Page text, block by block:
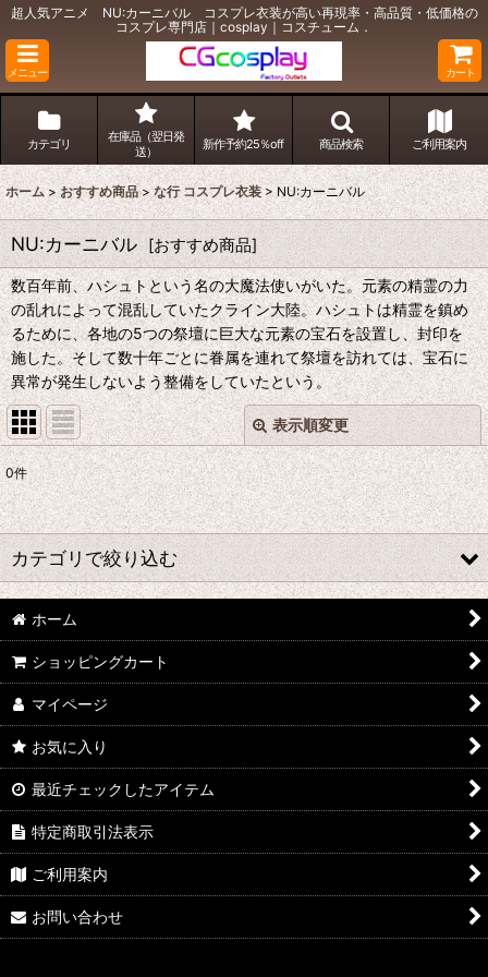
超人気アニメ NU:カーニバル コスプレ衣装が高い再現率・高品質・低価格の
コスプレ専門店｜cosplay｜コスチューム．
メニュー カート
カテゴリ
在庫品（翌日発
送）
新作予約25％off 商品検索 ご利用案内
ホーム > おすすめ商品 > な行 コスプレ衣装 > NU:カーニバル
NU:カーニバル [おすすめ商品]
数百年前、ハシュトという名の大魔法使いがいた。元素の精霊の力
の乱れによって混乱していたクライン大陸。ハシュトは精霊を鎮め
るために、各地の5つの祭壇に巨大な元素の宝石を設置し、封印を
施した。そして数十年ごとに眷属を連れて祭壇を訪れては、宝石に
異常が発生しないよう整備をしていたという。
表示順変更
表示数 :
並び順:
閉じる
0件
カテゴリで絞り込む
な行 コスプレ衣装 (全商品)
七つの大罪
ノーゲーム・ノーライフ
凪のあすから
ノラガミ
NORN9 ノルン+ノネット
ニセコイ
ホーム
ショッピングカート
マイページ
お気に入り
最近チェックしたアイテム
特定商取引法表示
ご利用案内
お問い合わせ